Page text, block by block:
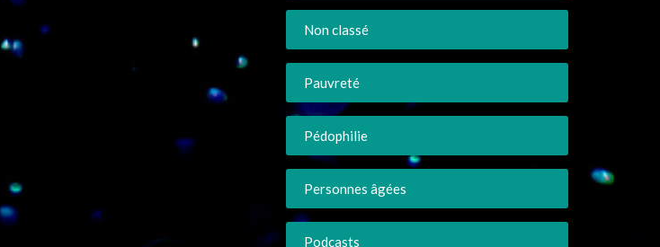
Non classé
Pauvreté
Pédophilie
Personnes âgées
Podcasts